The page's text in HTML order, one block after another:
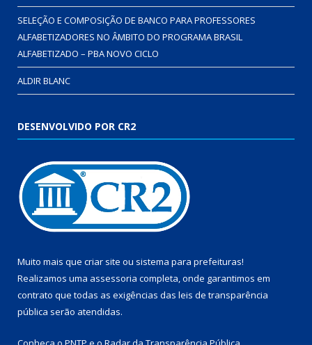
SELEÇÃO E COMPOSIÇÃO DE BANCO PARA PROFESSORES
ALFABETIZADORES NO ÂMBITO DO PROGRAMA BRASIL
ALFABETIZADO – PBA NOVO CICLO
ALDIR BLANC
DESENVOLVIDO POR CR2
Muito mais que criar site ou sistema para prefeituras!
Realizamos uma assessoria completa, onde garantimos em
contrato que todas as exigências das leis de transparência
pública serão atendidas.